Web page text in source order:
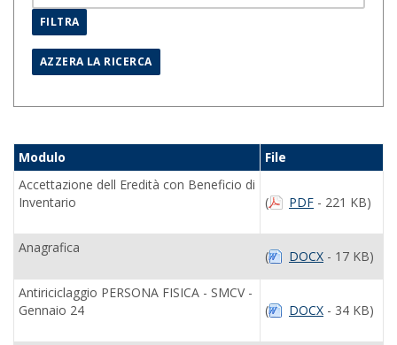
Modulo
File
Accettazione dell Eredità con Beneficio di
Inventario
( PDF - 221 KB)
Anagrafica
( DOCX - 17 KB)
Antiriciclaggio PERSONA FISICA - SMCV -
Gennaio 24
( DOCX - 34 KB)